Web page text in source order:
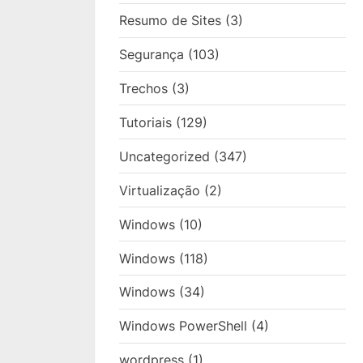
Resumo de Sites (3)
Segurança (103)
Trechos (3)
Tutoriais (129)
Uncategorized (347)
Virtualização (2)
Windows (10)
Windows (118)
Windows (34)
Windows PowerShell (4)